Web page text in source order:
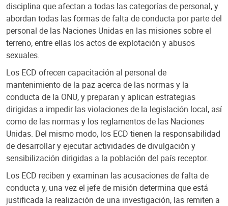
disciplina que afectan a todas las categorías de personal, y
abordan todas las formas de falta de conducta por parte del
personal de las Naciones Unidas en las misiones sobre el
terreno, entre ellas los actos de explotación y abusos
sexuales.
Los ECD ofrecen capacitación al personal de
mantenimiento de la paz acerca de las normas y la
conducta de la ONU, y preparan y aplican estrategias
dirigidas a impedir las violaciones de la legislación local, así
como de las normas y los reglamentos de las Naciones
Unidas. Del mismo modo, los ECD tienen la responsabilidad
de desarrollar y ejecutar actividades de divulgación y
sensibilización dirigidas a la población del país receptor.
Los ECD reciben y examinan las acusaciones de falta de
conducta y, una vez el jefe de misión determina que está
justificada la realización de una investigación, las remiten a